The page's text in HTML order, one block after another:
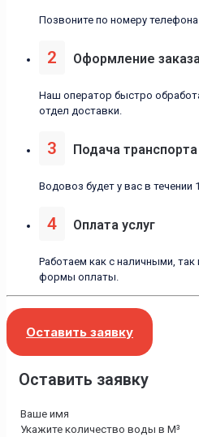
Позвоните по номеру телефона
2 Оформление
Наш оператор быстро
отдел доставки.
3 Подача транспорта
Водовоз будет у вас в течении
4 Оплата услуг
Работаем как с наличными,
формы оплаты.
Оставить заявку
Оставить заявку